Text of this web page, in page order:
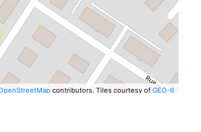
contributors. Tiles courtesy of GEO-6